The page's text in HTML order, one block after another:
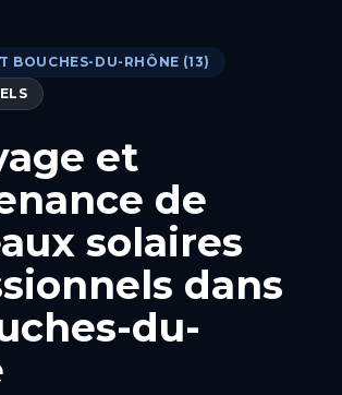
BOUCHES-DU-RHÔNE (13)
et
de
solaires
dans
du-